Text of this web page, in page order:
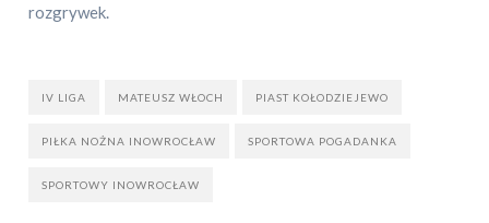
rozgrywek.
IV LIGA MATEUSZ WŁOCH PIAST KOŁODZIEJEWO
PIŁKA NOŻNA INOWROCŁAW SPORTOWA POGADANKA
SPORTOWY INOWROCŁAW